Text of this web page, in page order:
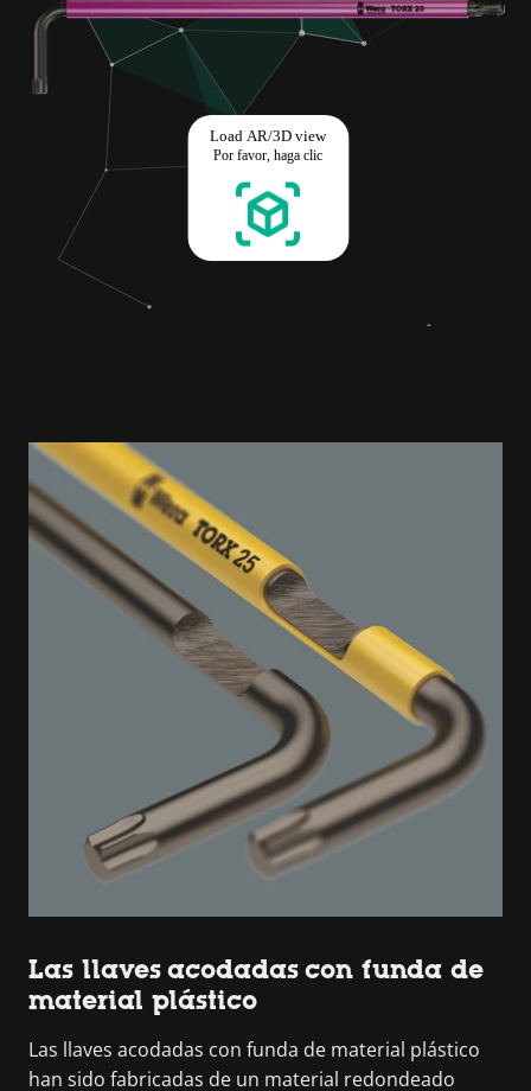
Las llaves acodadas con funda de
material plástico
Las llaves acodadas con funda de material plástico
han sido fabricadas de un material redondeado